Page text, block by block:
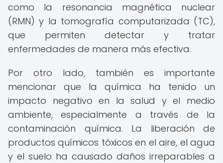
como la resonancia magnética nuclear
(RMN) y la tomografía computarizada (TC),
que permiten detectar y tratar
enfermedades de manera más efectiva.
Por otro lado, también es importante
mencionar que la química ha tenido un
impacto negativo en la salud y el medio
ambiente, especialmente a través de la
contaminación química. La liberación de
productos químicos tóxicos en el aire, el agua
y el suelo ha causado daños irreparables a